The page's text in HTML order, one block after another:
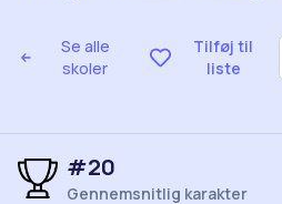
Se alle
skoler
Tilføj til
liste
#20
Gennemsnitlig karakter